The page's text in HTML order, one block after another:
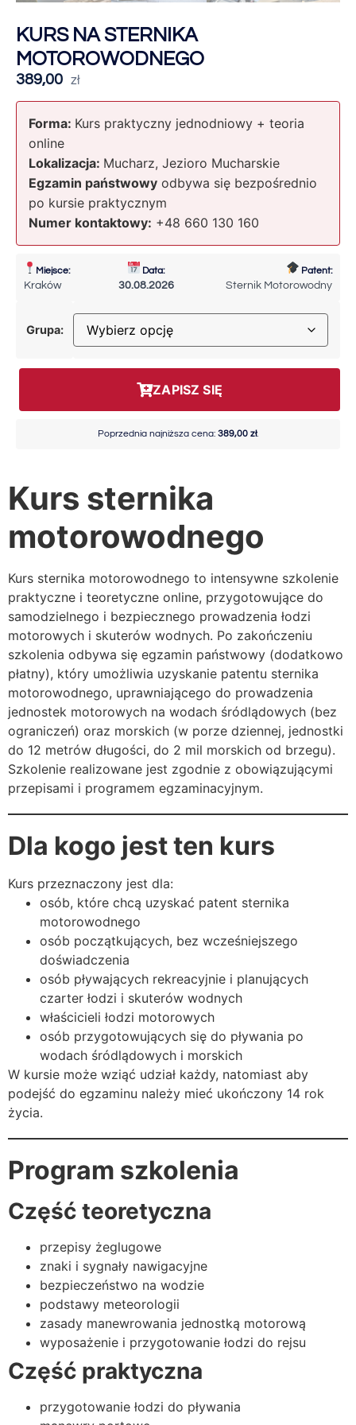
KURS NA STERNIKA
MOTOROWODNEGO
389,00 zł
Forma: Kurs praktyczny jednodniowy + teoria
online
Lokalizacja: Mucharz, Jezioro Mucharskie
Egzamin państwowy odbywa się bezpośrednio
po kursie praktycznym
Numer kontaktowy: +48 660 130 160
Miejsce:
Kraków
Data:
30.08.2026
Patent:
Sternik Motorowodny
Grupa:
ZAPISZ SIĘ
Poprzednia najniższa cena: 389,00 zł.
Kurs sternika
motorowodnego
Kurs sternika motorowodnego to intensywne szkolenie
praktyczne i teoretyczne online, przygotowujące do
samodzielnego i bezpiecznego prowadzenia łodzi
motorowych i skuterów wodnych. Po zakończeniu
szkolenia odbywa się egzamin państwowy (dodatkowo
płatny), który umożliwia uzyskanie patentu sternika
motorowodnego, uprawniającego do prowadzenia
jednostek motorowych na wodach śródlądowych (bez
ograniczeń) oraz morskich (w porze dziennej, jednostki
do 12 metrów długości, do 2 mil morskich od brzegu).
Szkolenie realizowane jest zgodnie z obowiązującymi
przepisami i programem egzaminacyjnym.
Dla kogo jest ten kurs
Kurs przeznaczony jest dla:
osób, które chcą uzyskać patent sternika
motorowodnego
osób początkujących, bez wcześniejszego
doświadczenia
osób pływających rekreacyjnie i planujących
czarter łodzi i skuterów wodnych
właścicieli łodzi motorowych
osób przygotowujących się do pływania po
wodach śródlądowych i morskich
W kursie może wziąć udział każdy, natomiast aby
podejść do egzaminu należy mieć ukończony 14 rok
życia.
Program szkolenia
Część teoretyczna
przepisy żeglugowe
znaki i sygnały nawigacyjne
bezpieczeństwo na wodzie
podstawy meteorologii
zasady manewrowania jednostką motorową
wyposażenie i przygotowanie łodzi do rejsu
Część praktyczna
przygotowanie łodzi do pływania